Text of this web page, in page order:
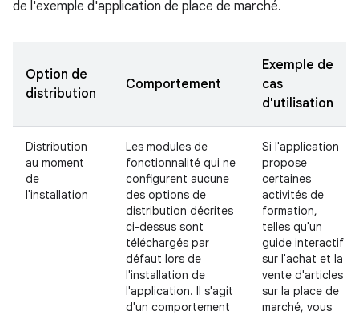
de l'exemple d'application de place de marché.
Option de
distribution
Comportement
Exemple de
cas
d'utilisation
Distribution
au moment
de
l'installation
Les modules de
fonctionnalité qui ne
configurent aucune
des options de
distribution décrites
ci-dessus sont
téléchargés par
défaut lors de
l'installation de
l'application. Il s'agit
d'un comportement
Si l'application
propose
certaines
activités de
formation,
telles qu'un
guide interactif
sur l'achat et la
vente d'articles
sur la place de
marché, vous